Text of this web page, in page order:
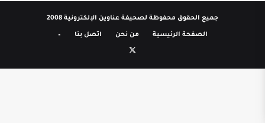
جميع الحقوق محفوظة لصحيفة عناوين الإلكترونية 2008
الصفحة الرئيسية من نحن اتصل بنا –